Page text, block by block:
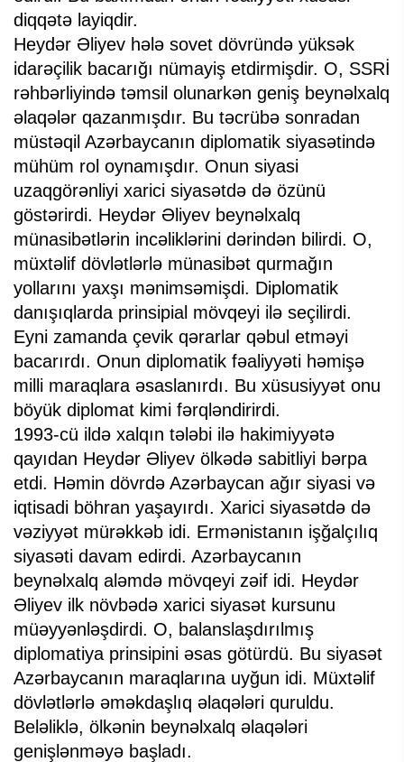
diqqətə layiqdir.
Heydər Əliyev hələ sovet dövründə yüksək
idarəçilik bacarığı nümayiş etdirmişdir. O, SSRİ
rəhbərliyində təmsil olunarkən geniş beynəlxalq
əlaqələr qazanmışdır. Bu təcrübə sonradan
müstəqil Azərbaycanın diplomatik siyasətində
mühüm rol oynamışdır. Onun siyasi
uzaqgörənliyi xarici siyasətdə də özünü
göstərirdi. Heydər Əliyev beynəlxalq
münasibətlərin incəliklərini dərindən bilirdi. O,
müxtəlif dövlətlərlə münasibət qurmağın
yollarını yaxşı mənimsəmişdi. Diplomatik
danışıqlarda prinsipial mövqeyi ilə seçilirdi.
Eyni zamanda çevik qərarlar qəbul etməyi
bacarırdı. Onun diplomatik fəaliyyəti həmişə
milli maraqlara əsaslanırdı. Bu xüsusiyyət onu
böyük diplomat kimi fərqləndirirdi.
1993-cü ildə xalqın tələbi ilə hakimiyyətə
qayıdan Heydər Əliyev ölkədə sabitliyi bərpa
etdi. Həmin dövrdə Azərbaycan ağır siyasi və
iqtisadi böhran yaşayırdı. Xarici siyasətdə də
vəziyyət mürəkkəb idi. Ermənistanın işğalçılıq
siyasəti davam edirdi. Azərbaycanın
beynəlxalq aləmdə mövqeyi zəif idi. Heydər
Əliyev ilk növbədə xarici siyasət kursunu
müəyyənləşdirdi. O, balanslaşdırılmış
diplomatiya prinsipini əsas götürdü. Bu siyasət
Azərbaycanın maraqlarına uyğun idi. Müxtəlif
dövlətlərlə əməkdaşlıq əlaqələri quruldu.
Beləliklə, ölkənin beynəlxalq əlaqələri
genişlənməyə başladı.